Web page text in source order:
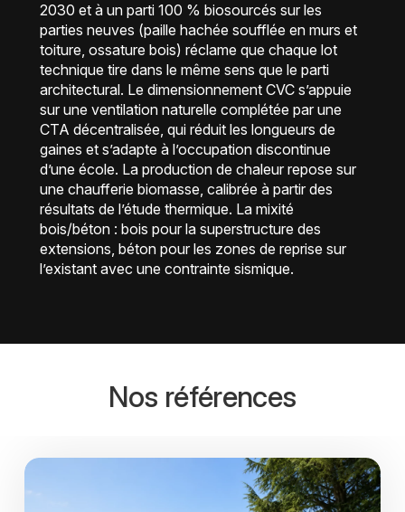
2030 et à un parti 100 % biosourcés sur les
parties neuves (paille hachée soufflée en murs et
toiture, ossature bois) réclame que chaque lot
technique tire dans le même sens que le parti
architectural. Le dimensionnement CVC s’appuie
sur une ventilation naturelle complétée par une
CTA décentralisée, qui réduit les longueurs de
gaines et s’adapte à l’occupation discontinue
d’une école. La production de chaleur repose sur
une chaufferie biomasse, calibrée à partir des
résultats de l’étude thermique. La mixité
bois/béton : bois pour la superstructure des
extensions, béton pour les zones de reprise sur
l’existant avec une contrainte sismique.
Nos références